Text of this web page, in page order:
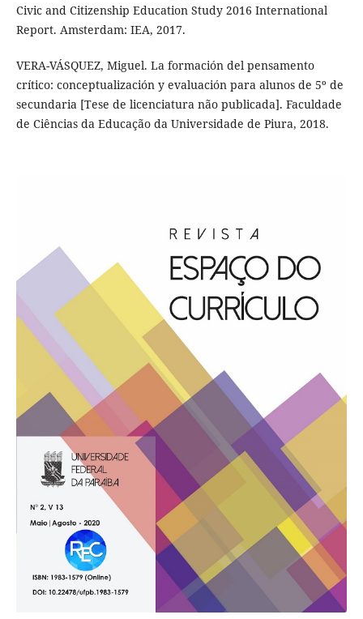
Civic and Citizenship Education Study 2016 International
Report. Amsterdam: IEA, 2017.
VERA-VÁSQUEZ, Miguel. La formación del pensamento
crítico: conceptualización y evaluación para alunos de 5º de
secundaria [Tese de licenciatura não publicada]. Faculdade
de Ciências da Educação da Universidade de Piura, 2018.